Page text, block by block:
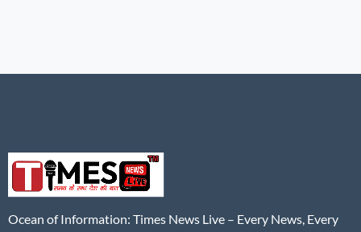
Ocean of Information: Times News Live – Every News, Every